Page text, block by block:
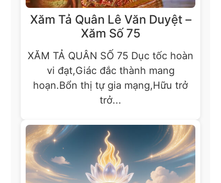
Xăm Tả Quân Lê Văn Duyệt –
Xăm Số 75
XĂM TẢ QUÂN SỐ 75 Dục tốc hoàn
vi đạt,Giác đắc thành mang
hoạn.Bổn thị tự gia mạng,Hữu trở
trở...